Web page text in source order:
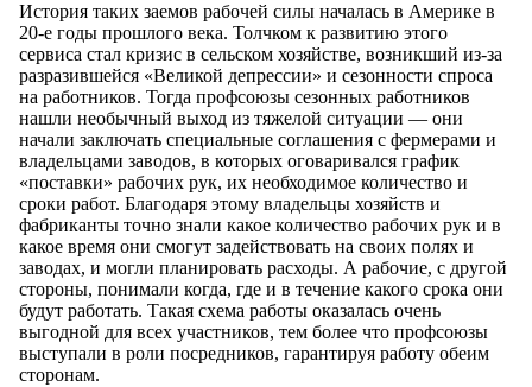
История таких заемов рабочей силы началась в Америке в
20-е годы прошлого века. Толчком к развитию этого
сервиса стал кризис в сельском хозяйстве, возникший из-за
разразившейся «Великой депрессии» и сезонности спроса
на работников. Тогда профсоюзы сезонных работников
нашли необычный выход из тяжелой ситуации — они
начали заключать специальные соглашения с фермерами и
владельцами заводов, в которых оговаривался график
«поставки» рабочих рук, их необходимое количество и
сроки работ. Благодаря этому владельцы хозяйств и
фабриканты точно знали какое количество рабочих рук и в
какое время они смогут задействовать на своих полях и
заводах, и могли планировать расходы. А рабочие, с другой
стороны, понимали когда, где и в течение какого срока они
будут работать. Такая схема работы оказалась очень
выгодной для всех участников, тем более что профсоюзы
выступали в роли посредников, гарантируя работу обеим
сторонам.